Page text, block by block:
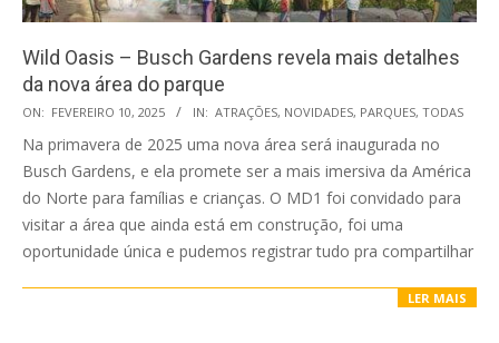
Wild Oasis – Busch Gardens revela mais detalhes
da nova área do parque
2025-
02-
10
ON: FEVEREIRO 10, 2025 IN: ATRAÇÕES, NOVIDADES, PARQUES, TODAS
Na primavera de 2025 uma nova área será inaugurada no
Busch Gardens, e ela promete ser a mais imersiva da América
do Norte para famílias e crianças. O MD1 foi convidado para
visitar a área que ainda está em construção, foi uma
oportunidade única e pudemos registrar tudo pra compartilhar
LER MAIS